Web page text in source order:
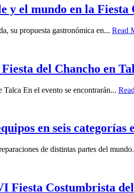
y el mundo en la
su propuesta gastronómica en... Read
del Chancho en
En el evento se encontrarán...
en seis
de distintas partes del
Fiesta Costumbrista